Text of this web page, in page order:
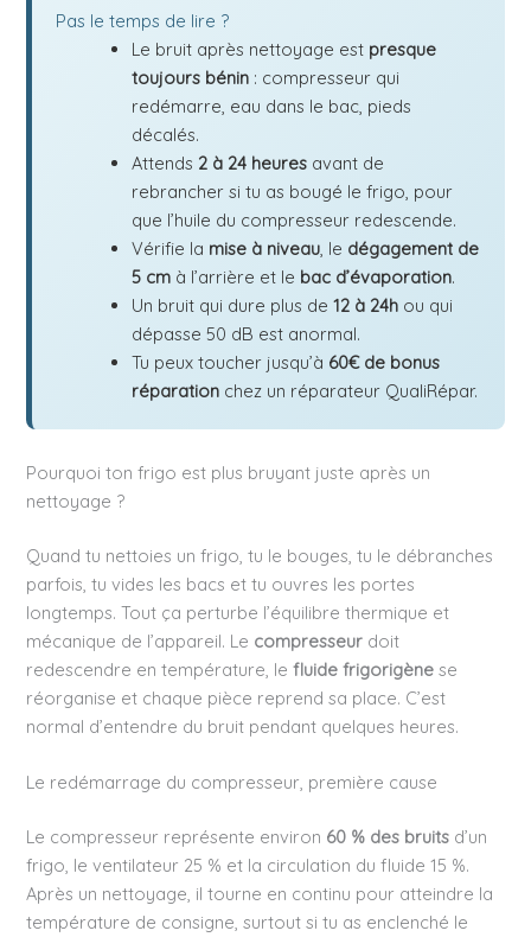
Pas le temps de lire ?
Le bruit après nettoyage est presque
toujours bénin : compresseur qui
redémarre, eau dans le bac, pieds
décalés.
Attends 2 à 24 heures avant de
rebrancher si tu as bougé le frigo, pour
que l’huile du compresseur redescende.
Vérifie la mise à niveau , le dégagement de
5 cm à l’arrière et le bac d’évaporation.
Un bruit qui dure plus de12 à 24h ou qui
dépasse 50 dB est anormal.
Tu peux toucher jusqu’à 60€ de bonus
réparation chez un réparateur QualiRépar.
Pourquoi ton frigo est plus bruyant juste après un
nettoyage ?
Quand tu nettoies un frigo, tu le bouges, tu le débranches
parfois, tu vides les bacs et tu ouvres les portes
longtemps. Tout ça perturbe l’équilibre thermique et
mécanique de l’appareil. Le compresseur doit
redescendre en température, lefluide frigorigène se
réorganise et chaque pièce reprend sa place. C’est
normal d’entendre du bruit pendant quelques heures.
Le redémarrage du compresseur, première cause
Le compresseur représente environ 60 % des bruits d’un
frigo, le ventilateur 25 % et la circulation du fluide 15 %.
Après un nettoyage, il tourne en continu pour atteindre la
température de consigne, surtout si tu as enclenché le